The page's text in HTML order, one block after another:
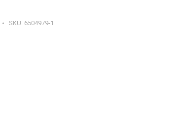
SKU: 6504979-1